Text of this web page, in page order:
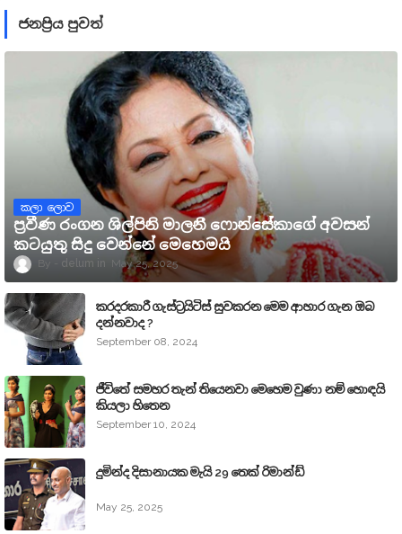
ජනප්‍රිය පුවත්
කලා ලොව
ප්‍රවීණ රංගන ශිල්පිනි මාලනී ෆොන්සේකාගේ අවසන්
කටයුතු සිදු වෙන්නේ මෙහෙමයි
delum May 25, 2025
කරදරකාරී ගැස්ට්‍රයිටිස් සුවකරන මෙම ආහාර ගැන ඔබ
දන්නවාද ?
September 08, 2024
ජීවිතේ සමහර තැන් තියෙනවා මෙහෙම වුණා නම් හොඳයි
කියලා හිතෙන
September 10, 2024
දුමින්ද දිසානායක මැයි 29 තෙක් රිමාන්ඩ්
May 25, 2025